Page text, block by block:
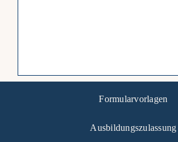
Formularvorlagen
Ausbildungszulassung